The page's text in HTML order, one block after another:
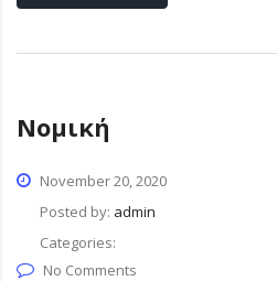
Νομική
November 20, 2020
Posted by: admin
Categories:
No Comments